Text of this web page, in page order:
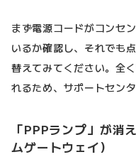
まず電源コードがコンセ
いるか確認し、それでも
替えてみてください。全
れるため、サポートセン
「PPPランプ」が消
ムゲートウェイ）